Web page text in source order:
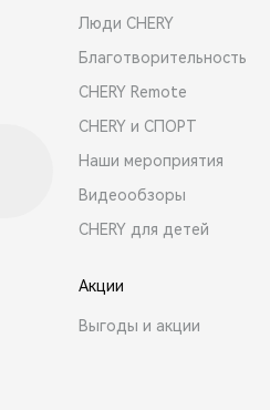
Люди CHERY
Благотворительность
CHERY Remote
CHERY и СПОРТ
Наши мероприятия
Видеообзоры
CHERY для детей
Акции
Выгоды и акции